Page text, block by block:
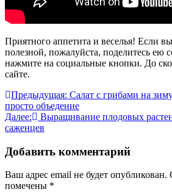
Приятного аппетита и веселья! Если
полезной, пожалуйста, поделитесь ею
нажмите на социальные кнопки. До
сайте.
Навигация
по
записям
Предыдущая: Салат с грибами на
просто объедение
Далее:
Выращивание плодовых
саженцев
Добавить комментарий
Ваш адрес email не будет опубликован.
помечены *